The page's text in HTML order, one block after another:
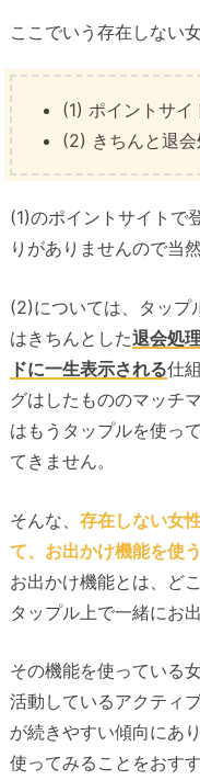
ここでいう存在しない
(1) ポイントサ
(2) きちんと退
(1)のポイントサイトで
りがありませんので当
(2)については、タップ
はきちんとした退会処
ドに一生表示される仕
グはしたもののマッチ
はもうタップルを使っ
てきません。
そんな、 存在しない女
て、お出かけ機能を使
お出かけ機能とは、ど
タップル上で一緒にお
その機能を使っている
活動しているアクティ
が続きやすい傾向にあ
使ってみることをおす